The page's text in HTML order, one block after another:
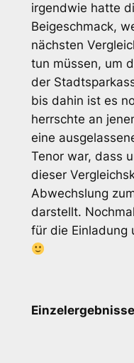
irgendwie hatte
Beigeschmack,
nächsten
tun müssen, um
der
bis dahin ist es
herrschte an
eine
Tenor war, dass
dieser
Abwechslung
darstellt.
für die Einladung